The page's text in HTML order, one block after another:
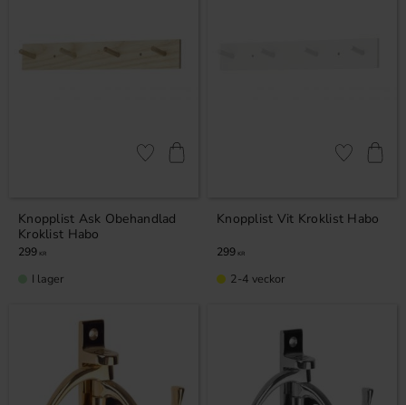
Knopplist Ask Obehandlad
Kroklist Habo
299 KR
Lägg till i favoriter
I lager
Knopplist Vit Kroklist Habo
299 KR
Lägg till i
2-4 veckor